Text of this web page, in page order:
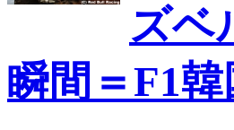
ズベ
瞬間＝F1韓